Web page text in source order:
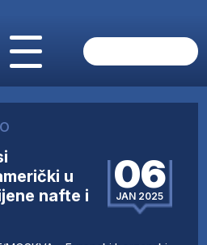
u
nafte i
06
JAN 2025